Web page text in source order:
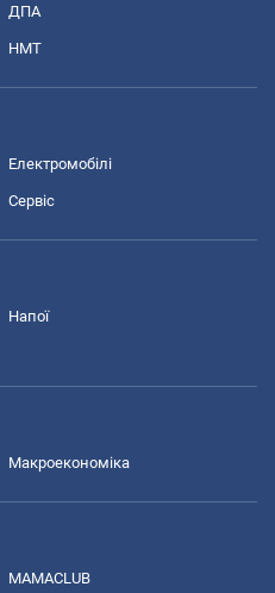
ДПА
НМТ
Електромобілі
Сервіс
Напої
Макроекономіка
MAMACLUB